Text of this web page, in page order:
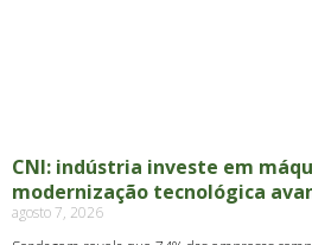
CNI: indústria investe em
modernização tecnológica
agosto 7, 2026